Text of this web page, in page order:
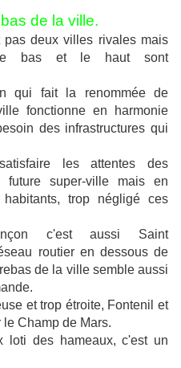
de la ville.
deux villes rivales mais
bas et le haut sont
qui fait la renommée de
fonctionne en harmonie
des infrastructures qui
les attentes des
future super-ville mais en
trop négligé ces
c'est aussi Saint
routier en dessous de
de la ville semble aussi
et trop étroite, Fontenil et
Champ de Mars.
loti des hameaux, c'est un